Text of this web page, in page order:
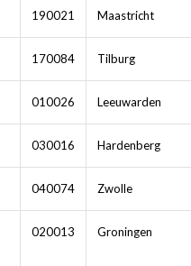
190021 Maastricht
170084 Tilburg
010026 Leeuwarden
030016 Hardenberg
040074 Zwolle
020013 Groningen